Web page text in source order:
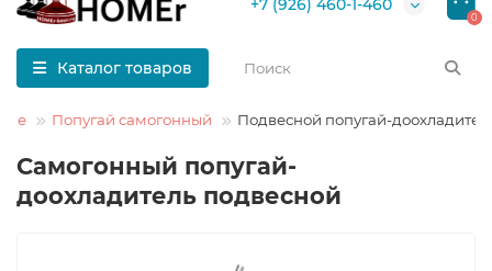
+7 (926) 460-1-460
0
Каталог товаров
Попугай самогонный Подвесной попугай-
Самогонный попугай-
доохладитель подвесной